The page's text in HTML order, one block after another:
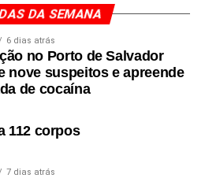
DA SEMANA
6 dias atrás
no Porto de Salvador
nove suspeitos e apreende
de cocaína
112 corpos
7 dias atrás